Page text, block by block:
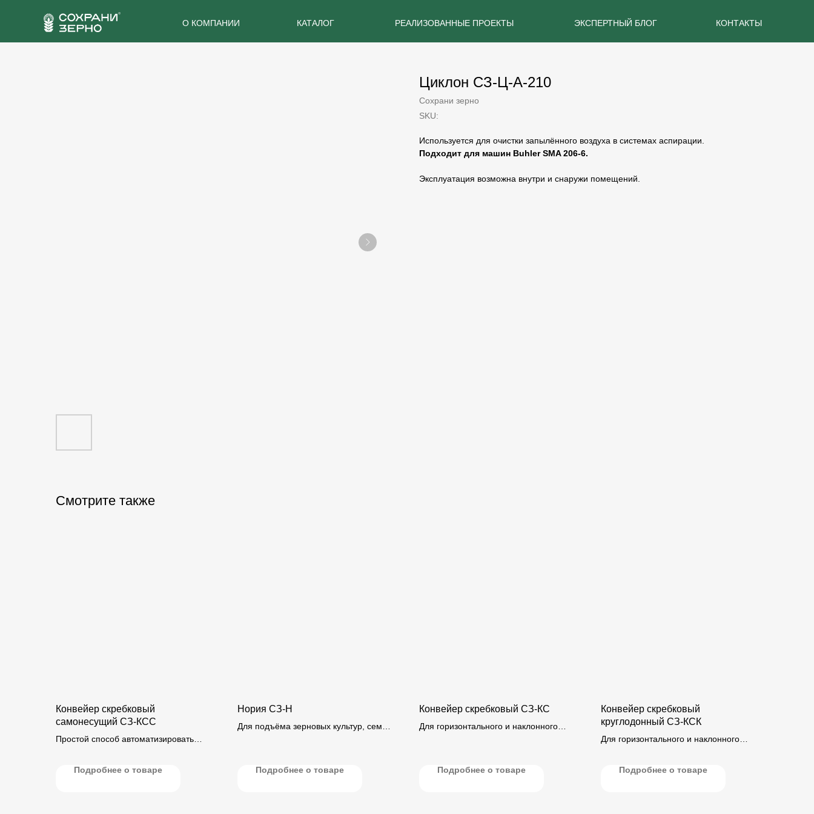
О КОМПАНИИ КАТАЛОГ РЕАЛИЗОВАННЫЕ ПРОЕКТЫ ЭКСПЕРТНЫЙ БЛОГ КОНТАКТЫ
Циклон СЗ-Ц-А-210
Сохрани зерно
SKU:
Используется для очистки запылённого воздуха в системах аспирации.
Подходит для машин Buhler SMA 206-6.
Эксплуатация возможна внутри и снаружи помещений.
Смотрите также
Конвейер скребковый
самонесущий СЗ-КСС
Простой способ автоматизировать
Подробнее о товаре
Нория СЗ-Н
Для подъёма зерновых культур, семян
Подробнее о товаре
Конвейер скребковый СЗ-КС
Для горизонтального и наклонного
Подробнее о товаре
Конвейер скребковый
круглодонный СЗ-КСК
Для горизонтального и наклонного
Подробнее о товаре